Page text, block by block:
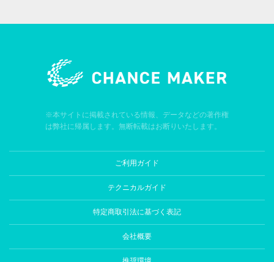
※本サイトに掲載されている情報、データなどの著作権
は弊社に帰属します。無断転載はお断りいたします。
ご利用ガイド
テクニカルガイド
特定商取引法に基づく表記
会社概要